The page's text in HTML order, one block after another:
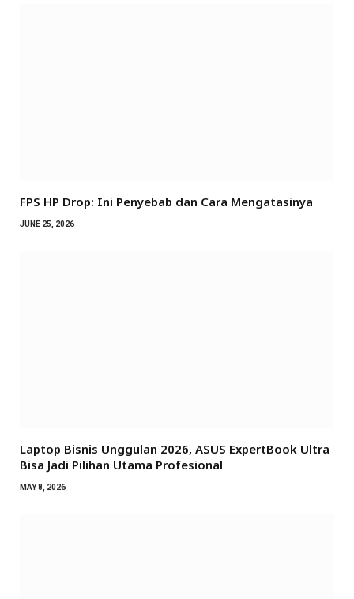
FPS HP Drop: Ini Penyebab dan Cara Mengatasinya
JUNE 25, 2026
Laptop Bisnis Unggulan 2026, ASUS ExpertBook Ultra
Bisa Jadi Pilihan Utama Profesional
MAY 8, 2026